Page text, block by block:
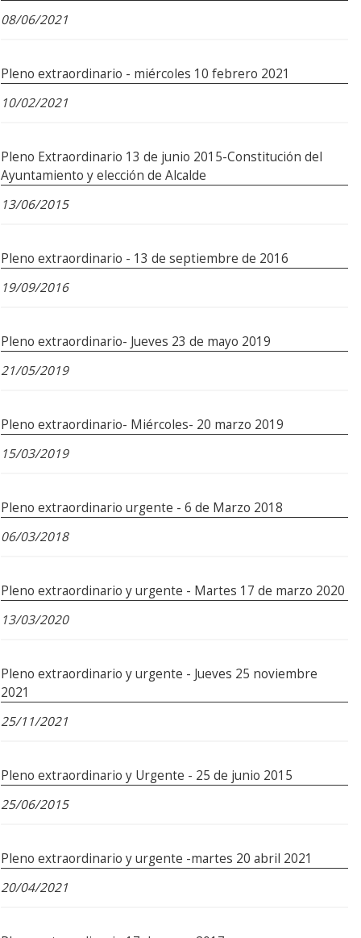
08/06/2021
Pleno extraordinario - miércoles 10 febrero 2021
10/02/2021
Pleno Extraordinario 13 de junio 2015-Constitución del
Ayuntamiento y elección de Alcalde
13/06/2015
Pleno extraordinario - 13 de septiembre de 2016
19/09/2016
Pleno extraordinario- Jueves 23 de mayo 2019
21/05/2019
Pleno extraordinario- Miércoles- 20 marzo 2019
15/03/2019
Pleno extraordinario urgente - 6 de Marzo 2018
06/03/2018
Pleno extraordinario y urgente - Martes 17 de marzo 2020
13/03/2020
Pleno extraordinario y urgente - Jueves 25 noviembre
2021
25/11/2021
Pleno extraordinario y Urgente - 25 de junio 2015
25/06/2015
Pleno extraordinario y urgente -martes 20 abril 2021
20/04/2021